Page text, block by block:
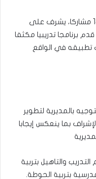
كما بلغ عدد المشاركين في الورشة 14 مشاركا، يشرف على
برنامجا تدريبيا مكثفا
تطبيقه في الواقع
بالمديرية لتطوير
بما ينعكس إيجابا
والتاهيل بتربية
بتربية الحوطة.